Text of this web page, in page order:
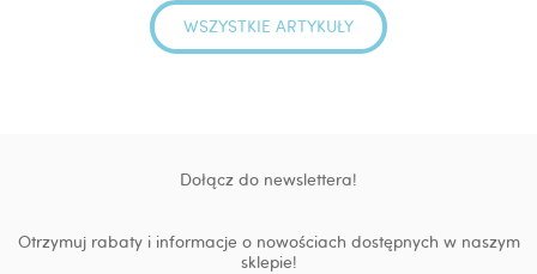
WSZYSTKIE ARTYKUŁY
Dołącz do newslettera!
Otrzymuj rabaty i informacje o nowościach dostępnych w naszym
sklepie!